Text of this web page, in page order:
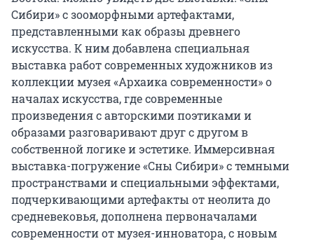
Сибири» с зооморфными артефактами,
представленными как образы древнего
искусства. К ним добавлена специальная
выставка работ современных художников из
коллекции музея «Архаика современности» о
началах искусства, где современные
произведения с авторскими поэтиками и
образами разговаривают друг с другом в
собственной логике и эстетике. Иммерсивная
выставка-погружение «Сны Сибири» с темными
пространствами и специальными эффектами,
подчеркивающими артефакты от неолита до
средневековья, дополнена первоначалами
современности от музея-инноватора, с новым